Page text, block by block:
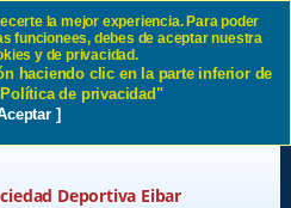
SD Eibar
Deportiva Eibar
la mejor experiencia. Para poder
funcionees, debes de aceptar nuestra
y de privacidad.
haciendo clic en la parte inferior de
de privacidad"
]